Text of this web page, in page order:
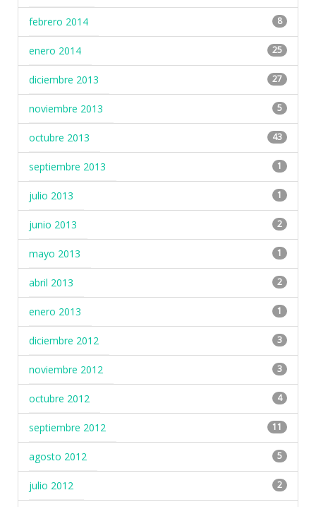
febrero 2014 8
enero 2014 25
diciembre 2013 27
noviembre 2013 5
octubre 2013 43
septiembre 2013 1
julio 2013 1
junio 2013 2
mayo 2013 1
abril 2013 2
enero 2013 1
diciembre 2012 3
noviembre 2012 3
octubre 2012 4
septiembre 2012 11
agosto 2012 5
julio 2012 2